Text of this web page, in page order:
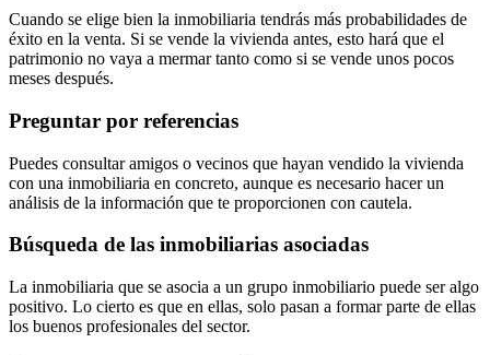
Cuando se elige bien la inmobiliaria tendrás más probabilidades de
éxito en la venta. Si se vende la vivienda antes, esto hará que el
patrimonio no vaya a mermar tanto como si se vende unos pocos
meses después.
Preguntar por referencias
Puedes consultar amigos o vecinos que hayan vendido la vivienda
con una inmobiliaria en concreto, aunque es necesario hacer un
análisis de la información que te proporcionen con cautela.
Búsqueda de las inmobiliarias asociadas
La inmobiliaria que se asocia a un grupo inmobiliario puede ser algo
positivo. Lo cierto es que en ellas, solo pasan a formar parte de ellas
los buenos profesionales del sector.